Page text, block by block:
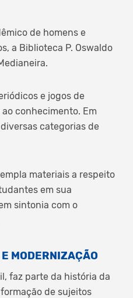
de homens e
a Biblioteca P. Oswaldo
e jogos de
conhecimento. Em
categorias de
materiais a respeito
em sua
sintonia com o
MODERNIZAÇÃO
faz parte da história da
de sujeitos